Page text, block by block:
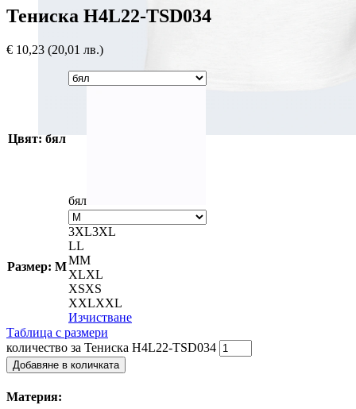
Тениска H4L22-TSD034
€ 10,23 (20,01 лв.)
Цвят: бял
бял
Размер: M
3XL3XL
LL
MM
XLXL
XSXS
XXLXXL
Изчистване
Таблица с размери
количество за Тениска H4L22-TSD034
Добавяне в количката
Материя: